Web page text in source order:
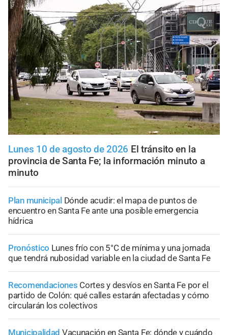
Lunes 10 de agosto de 2026 El tránsito en la
provincia de Santa Fe; la información minuto a
minuto
Plan municipal Dónde acudir: el mapa de puntos de
encuentro en Santa Fe ante una posible emergencia
hídrica
Pronóstico Lunes frío con 5°C de mínima y una jornada
que tendrá nubosidad variable en la ciudad de Santa Fe
Recomendaciones Cortes y desvíos en Santa Fe por el
partido de Colón: qué calles estarán afectadas y cómo
circularán los colectivos
Municipalidad Vacunación en Santa Fe: dónde y cuándo